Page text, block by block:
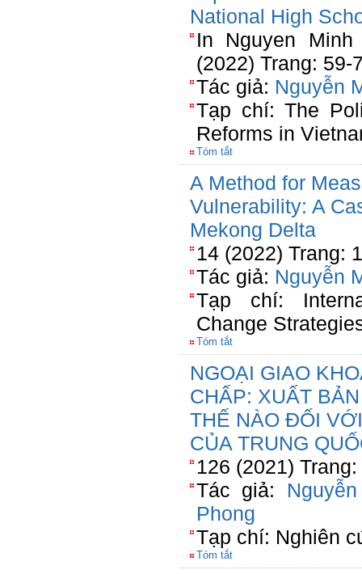
National High
In Nguyen
(2022) Trang: 59-
Tác giả: Nguyễn
Tạp chí: The
Reforms in
Tóm tắt
A Method for
Vulnerability: A
Mekong Delta
14 (2022) Trang:
Tác giả: Nguyễn
Tạp chí:
Change
Tóm tắt
NGOẠI GIAO
CHẤP: XUẤT
THẾ NÀO ĐỐI
CỦA TRUNG
126 (2021)
Tác giả:
Phong
Tạp chí: Nghiên
Tóm tắt